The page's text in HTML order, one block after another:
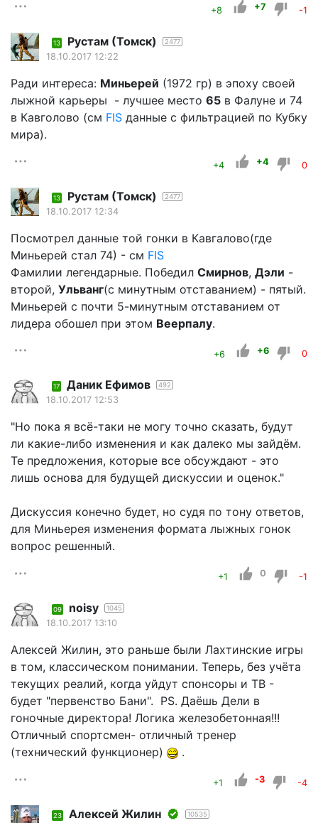
+8 +7 -1
13 Рустам (Томск) 2477
18.10.2017 12:22
Ради интереса: Миньерей (1972 гр) в эпоху своей
лыжной карьеры - лучшее место 65 в Фалуне и 74
в Кавголово (см FIS данные с фильтрацией по Кубку
мира).
+4 +4 0
13 Рустам (Томск) 2477
18.10.2017 12:34
Посмотрел данные той гонки в Кавгалово(где
Миньерей стал 74) - см FIS
Фамилии легендарные. Победил Смирнов, Дэли -
второй, Ульванг(с минутным отставанием) - пятый.
Миньерей с почти 5-минутным отставанием от
лидера обошел при этом Веерпалу.
+6 +6 0
17 Даник Ефимов 492
18.10.2017 12:53
"Но пока я всё-таки не могу точно сказать, будут
ли какие-либо изменения и как далеко мы зайдём.
Те предложения, которые все обсуждают - это
лишь основа для будущей дискуссии и оценок."
Дискуссия конечно будет, но судя по тону ответов,
для Миньерея изменения формата лыжных гонок
вопрос решенный.
+1 0 -1
09 noisy 1045
18.10.2017 13:10
Алексей Жилин, это раньше были Лахтинские игры
в том, классическом понимании. Теперь, без учёта
текущих реалий, когда уйдут спонсоры и ТВ -
будет "первенство Бани". PS. Даёшь Дели в
гоночные директора! Логика железобетонная!!!
Отличный спортсмен- отличный тренер
(технический функционер)
.
+1 -3 -4
23 Алексей Жилин 10535